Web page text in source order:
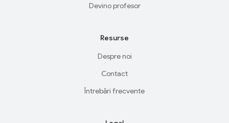
Devino profesor
Resurse
Despre noi
Contact
Întrebări frecvente